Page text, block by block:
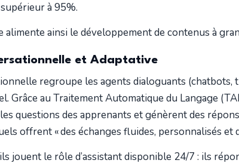
à 95%.
alimente ainsi le développement de contenus à
et Adaptative
regroupe les agents dialoguants (chatbots,
Grâce au Traitement Automatique du Langage
questions des apprenants et génèrent des
offrent « des échanges fluides, personnalisés et
jouent le rôle d’assistant disponible 24/7 : ils